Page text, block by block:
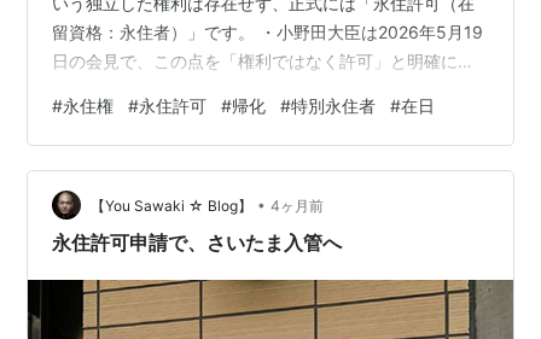
留資格：永住者）」です。 ・小野田大臣は2026年5月19
日の会見で、この点を「権利ではなく許可」と明確に訂
権」という言葉も広く使用されています。 ・本記事で
は、法的な違い、帰化・特別永住者との違い、海外制度
との比較まで整理します。 この記事は以下のような方に
おすすめです。 小野田大臣による「永住権はない」とい
う発言の真意や、記者会見での経緯を詳しく知りたい方
#永住権 #永住許可 #帰化 #特別永住者 #在日
【You Sawaki ☆ Blog】 • 4ヶ月前
永住許可申請で、さいたま入管へ